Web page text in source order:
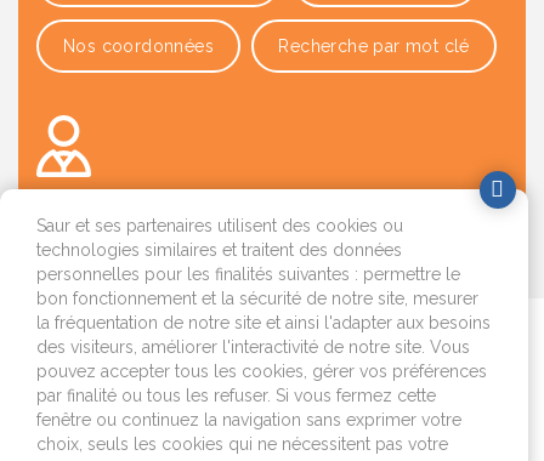
Nos coordonnées Recherche par mot clé
OK
Je déménage
J'emménage ou je fais
construire
Saur et ses partenaires utilisent des cookies ou
technologies similaires et traitent des données
personnelles pour les finalités suivantes : permettre le
bon fonctionnement et la sécurité de notre site, mesurer
la fréquentation de notre site et ainsi l'adapter aux besoins
des visiteurs, améliorer l'interactivité de notre site. Vous
pouvez accepter tous les cookies, gérer vos préférences
par finalité ou tous les refuser. Si vous fermez cette
fenêtre ou continuez la navigation sans exprimer votre
choix, seuls les cookies qui ne nécessitent pas votre